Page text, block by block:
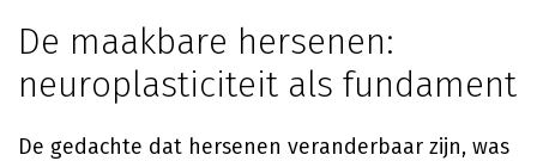
De maakbare hersenen:
neuroplasticiteit als fundament
De gedachte dat hersenen veranderbaar zijn, was